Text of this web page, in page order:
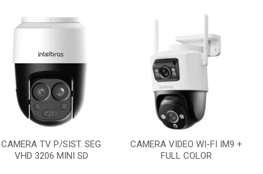
CAMERA TV P/SIST. SEG
VHD 3206 MINI SD
CAMERA VIDEO WI-FI IM9 +
FULL COLOR